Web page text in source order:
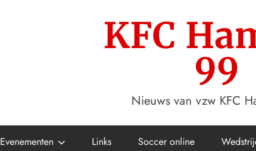
KFC
99
Nieuws van vzw KFC
Evenementen Links Soccer online